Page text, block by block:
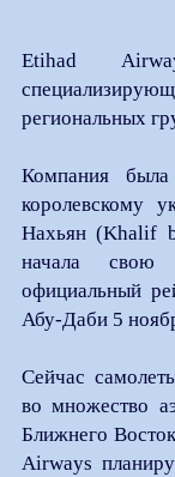
Etihad
региональных
Компания
королевскому
Нахьян (Khalif
начала свою
официальный
Абу-Даби 5
Сейчас
во множество
Ближнего
Airways